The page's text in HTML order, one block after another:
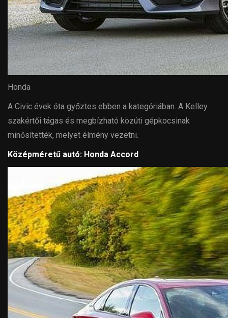
Honda
A Civic évek óta győztes ebben a kategóriában. A Kelley
szakértői tágas és megbízható közúti gépkocsinak
minősítették, melyet élmény vezetni.
Középméretű autó: Honda Accord